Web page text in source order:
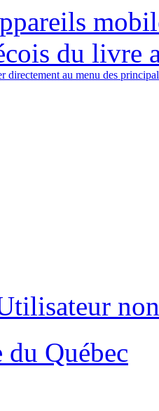
du livre
directement au menu des
Québec